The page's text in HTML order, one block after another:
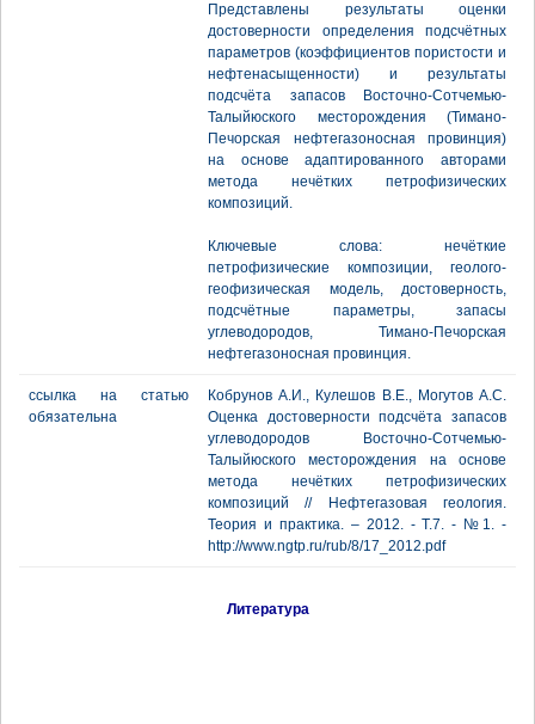
Представлены результаты оценки
достоверности определения подсчётных
параметров (коэффициентов пористости и
нефтенасыщенности) и результаты
подсчёта запасов Восточно-Сотчемью-
Талыйюского месторождения (Тимано-
Печорская нефтегазоносная провинция)
на основе адаптированного авторами
метода нечётких петрофизических
композиций.
Ключевые слова: нечёткие
петрофизические композиции, геолого-
геофизическая модель, достоверность,
подсчётные параметры, запасы
углеводородов, Тимано-Печорская
нефтегазоносная провинция.
ссылка на статью
обязательна
Кобрунов А.И., Кулешов В.Е., Могутов А.С.
Оценка достоверности подсчёта запасов
углеводородов Восточно-Сотчемью-
Талыйюского месторождения на основе
метода нечётких петрофизических
композиций // Нефтегазовая геология.
Теория и практика. – 2012. - Т.7. - №1. -
http://www.ngtp.ru/rub/8/17_2012.pdf
Литература